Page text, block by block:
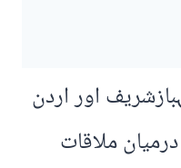
اور اردن
ملاقات